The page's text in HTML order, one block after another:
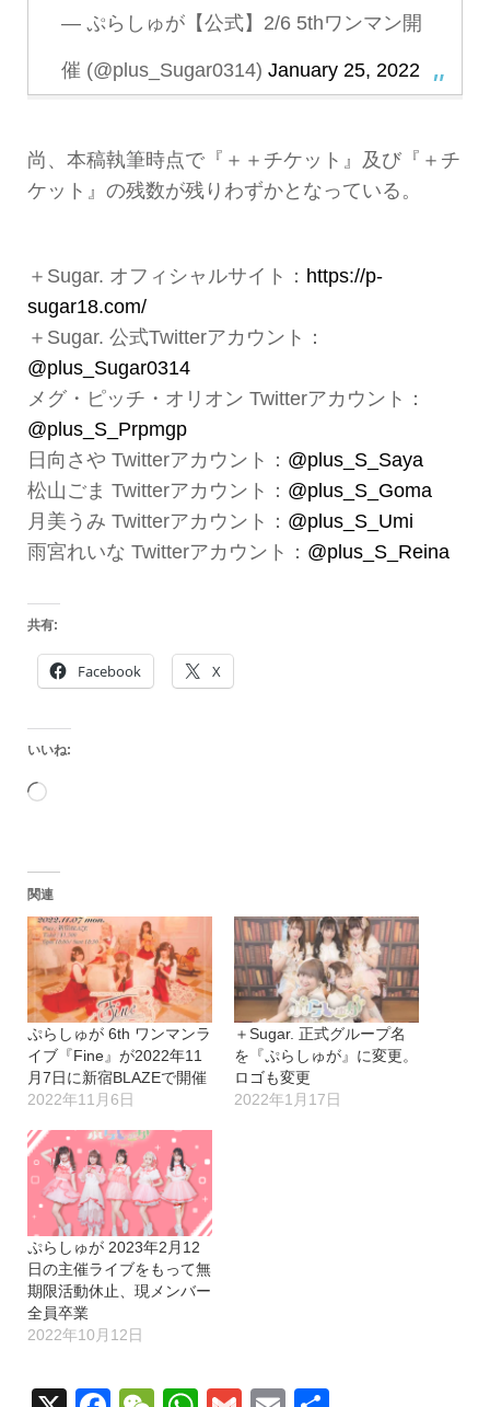
— ぷらしゅが【公式】2/6 5thワンマン開
催 (@plus_Sugar0314) January 25, 2022
尚、本稿執筆時点で『＋＋チケット』及び『＋チ
ケット』の残数が残りわずかとなっている。
＋Sugar. オフィシャルサイト： https://p-
sugar18.com/
＋Sugar. 公式Twitterアカウント：
@plus_Sugar0314
メグ・ピッチ・オリオン Twitterアカウント：
@plus_S_Prpmgp
日向さや Twitterアカウント： @plus_S_Saya
松山ごま Twitterアカウント： @plus_S_Goma
月美うみ Twitterアカウント： @plus_S_Umi
雨宮れいな Twitterアカウント： @plus_S_Reina
共有:
Facebook X
いいね:
読
込
み
中…
関連
ぷらしゅが 6th ワンマンラ
イブ『Fine』が2022年11
月7日に新宿BLAZEで開催
2022年11月6日
＋Sugar. 正式グループ名
を『ぷらしゅが』に変更。
ロゴも変更
2022年1月17日
ぷらしゅが 2023年2月12
日の主催ライブをもって無
期限活動休止、現メンバー
全員卒業
2022年10月12日